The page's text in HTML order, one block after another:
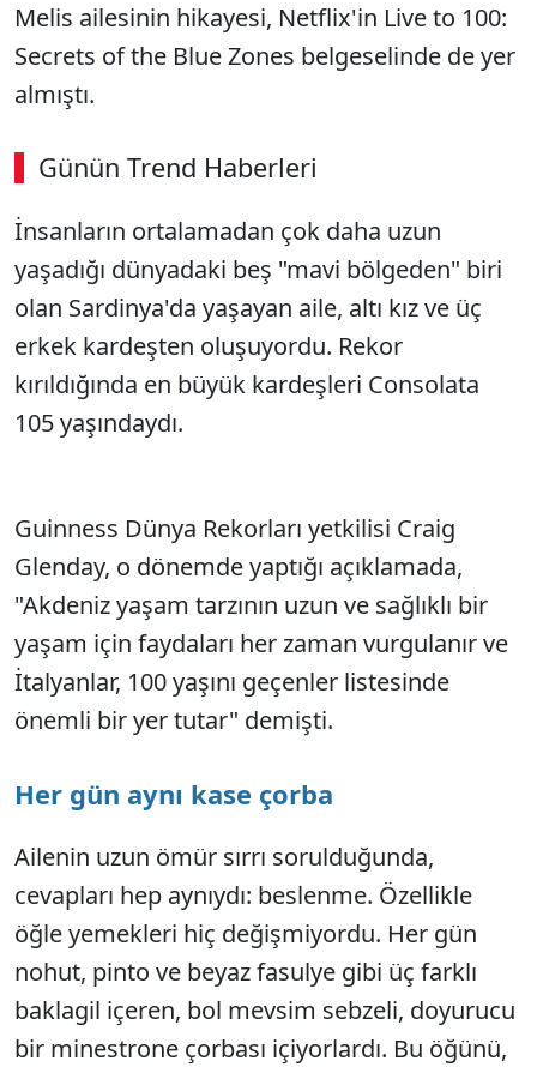
Melis ailesinin hikayesi, Netflix'in Live to 100:
Secrets of the Blue Zones belgeselinde de yer
almıştı.
Günün Trend Haberleri
İnsanların ortalamadan çok daha uzun
yaşadığı dünyadaki beş "mavi bölgeden" biri
olan Sardinya'da yaşayan aile, altı kız ve üç
erkek kardeşten oluşuyordu. Rekor
kırıldığında en büyük kardeşleri Consolata
105 yaşındaydı.
Guinness Dünya Rekorları yetkilisi Craig
Glenday, o dönemde yaptığı açıklamada,
"Akdeniz yaşam tarzının uzun ve sağlıklı bir
yaşam için faydaları her zaman vurgulanır ve
İtalyanlar, 100 yaşını geçenler listesinde
önemli bir yer tutar" demişti.
Her gün aynı kase çorba
Ailenin uzun ömür sırrı sorulduğunda,
cevapları hep aynıydı: beslenme. Özellikle
öğle yemekleri hiç değişmiyordu. Her gün
nohut, pinto ve beyaz fasulye gibi üç farklı
baklagil içeren, bol mevsim sebzeli, doyurucu
bir minestrone çorbası içiyorlardı. Bu öğünü,